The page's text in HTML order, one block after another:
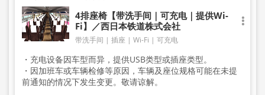
4排座椅【带洗手间｜可充电｜提供Wi-
Fi】／西日本铁道株式会社
带洗手间 插座 Wi-Fi 可充电
・充电设备因车型而异，提供USB类型或插座类型。
・因加班车或车辆检修等原因，车辆及座位规格可能在未提
前通知的情况下发生变更。敬请谅解。